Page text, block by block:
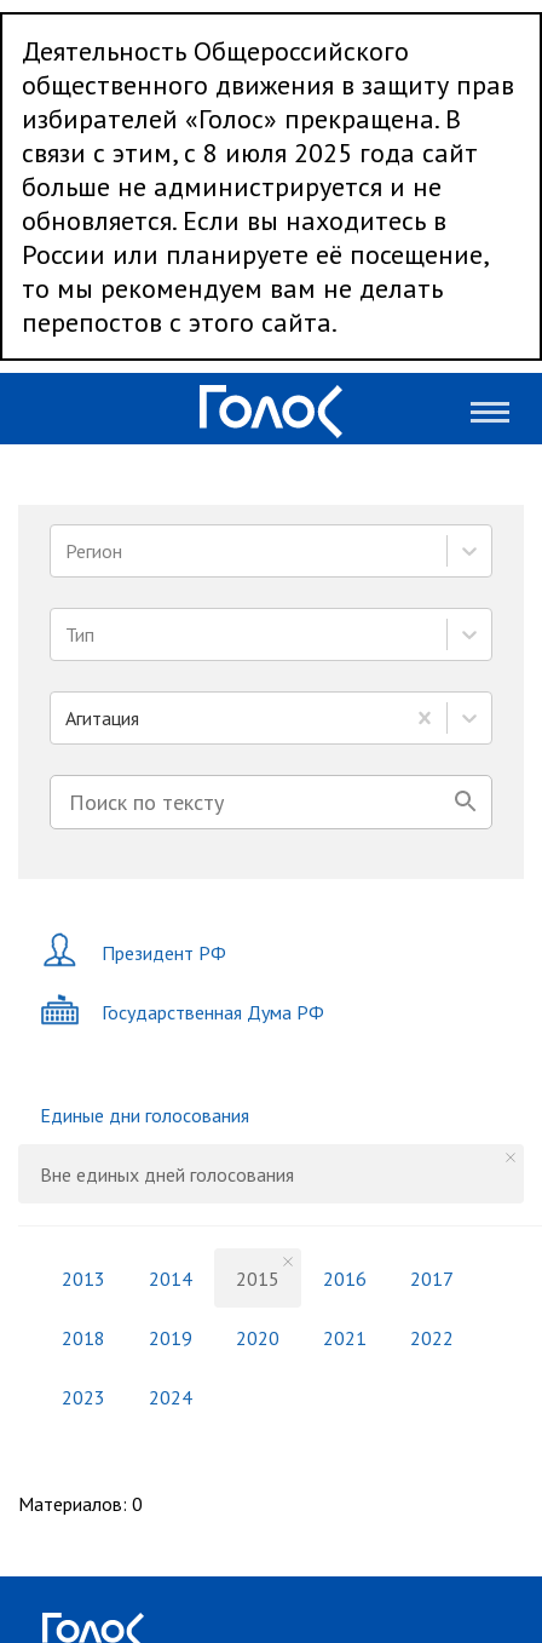
Деятельность Общероссийского
общественного движения в защиту прав
избирателей «Голос» прекращена. В
связи с этим, с 8 июля 2025 года сайт
больше не администрируется и не
обновляется. Если вы находитесь в
России или планируете её посещение,
то мы рекомендуем вам не делать
перепостов с этого сайта.
Регион
Тип
Агитация
Президент РФ
Государственная Дума РФ
Единые дни голосования
Вне единых дней голосования
2013 2014 2015 2016 2017
2018 2019 2020 2021 2022
2023 2024
Материалов: 0